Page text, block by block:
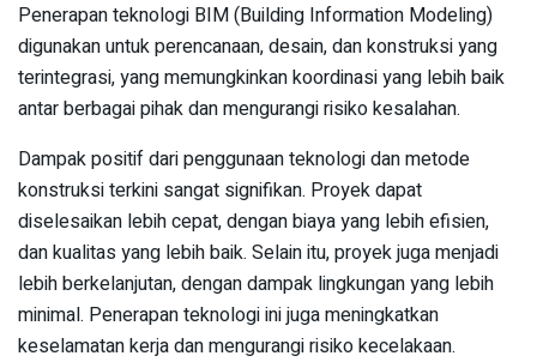
Penerapan teknologi BIM (Building Information Modeling)
digunakan untuk perencanaan, desain, dan konstruksi yang
terintegrasi, yang memungkinkan koordinasi yang lebih baik
antar berbagai pihak dan mengurangi risiko kesalahan.
Dampak positif dari penggunaan teknologi dan metode
konstruksi terkini sangat signifikan. Proyek dapat
diselesaikan lebih cepat, dengan biaya yang lebih efisien,
dan kualitas yang lebih baik. Selain itu, proyek juga menjadi
lebih berkelanjutan, dengan dampak lingkungan yang lebih
minimal. Penerapan teknologi ini juga meningkatkan
keselamatan kerja dan mengurangi risiko kecelakaan.